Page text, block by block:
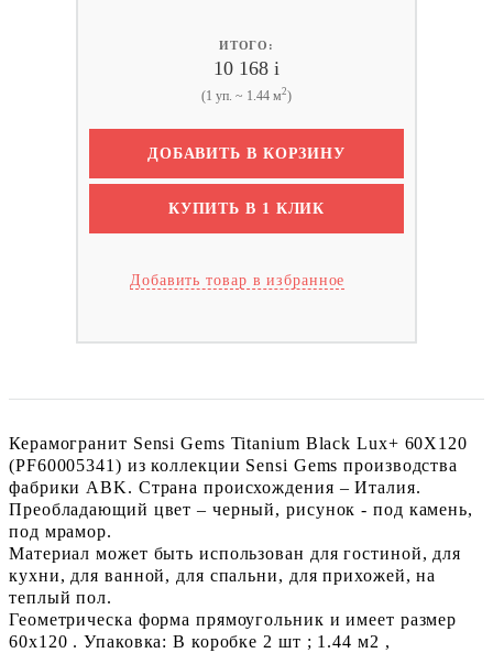
ИТОГО:
10 168 i
(1 уп. ~ 1.44 м2)
ДОБАВИТЬ В КОРЗИНУ
КУПИТЬ В 1 КЛИК
Добавить товар в избранное
Керамогранит Sensi Gems Titanium Black Lux+ 60X120
(PF60005341) из коллекции Sensi Gems производства
фабрики ABK. Страна происхождения – Италия.
Преобладающий цвет – черный, рисунок - под камень,
под мрамор.
Материал может быть использован для гостиной, для
кухни, для ванной, для спальни, для прихожей, на
теплый пол.
Геометрическа форма прямоугольник и имеет размер
60x120 . Упаковка: В коробке 2 шт ; 1.44 м2 ,